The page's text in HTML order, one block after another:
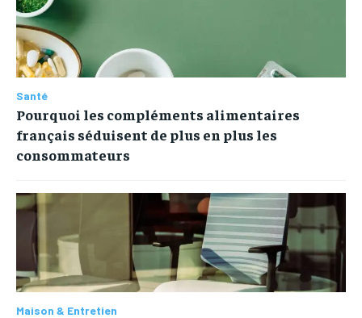
Santé
Pourquoi les compléments alimentaires
français séduisent de plus en plus les
consommateurs
Maison & Entretien